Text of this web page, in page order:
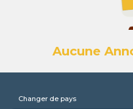
Aucune
Changer de pays